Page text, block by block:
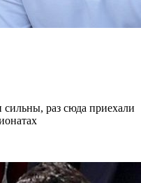
раз сюда приехали